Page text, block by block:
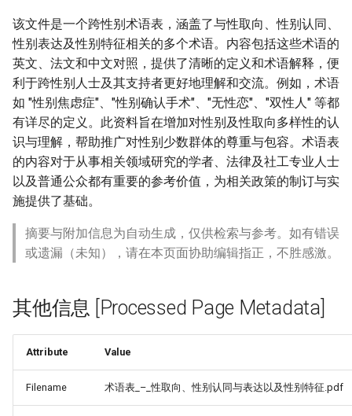
该文件是一个跨性别术语表，涵盖了与性取向、性别认同、
性别表达及性别特征相关的多个术语。内容包括这些术语的
英文、法文和中文对照，提供了清晰的定义和术语解释，便
利于跨性别人士及其支持者更好地理解和交流。例如，术语
如 "性别焦虑症"、"性别确认手术"、"无性恋"、"双性人" 等都
有详尽的定义。此资料旨在增加对性别及性取向多样性的认
识与理解，帮助推广对性别少数群体的尊重与包容。术语表
的内容对于从事相关领域研究的学者、法律及社工专业人士
以及普通公众都有重要的参考价值，为相关政策的制订与实
施提供了基础。
摘要与附加信息为自动生成，仅供检索与参考。如有错误
或遗漏（未知），请在本页面协助编辑指正，不胜感激。
其他信息 [Processed Page Metadata]
Attribute Value
Filename 术语表_–_性取向、性别认同与表达以及性别特征.pdf